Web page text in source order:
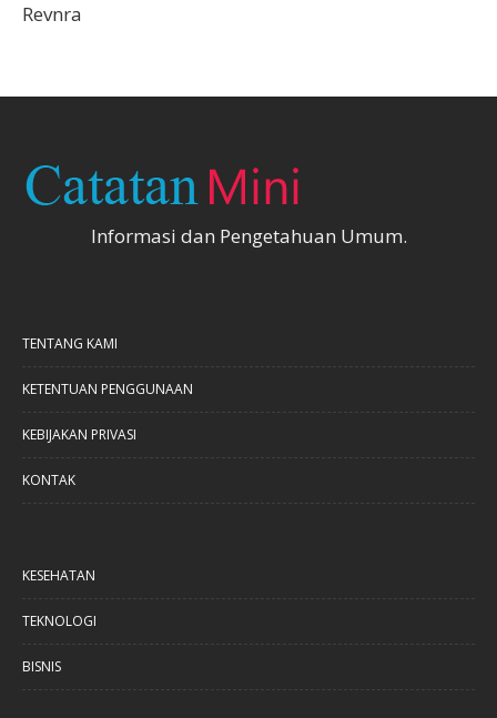
Revnra
Informasi dan Pengetahuan Umum.
TENTANG KAMI
KETENTUAN PENGGUNAAN
KEBIJAKAN PRIVASI
KONTAK
KESEHATAN
TEKNOLOGI
BISNIS